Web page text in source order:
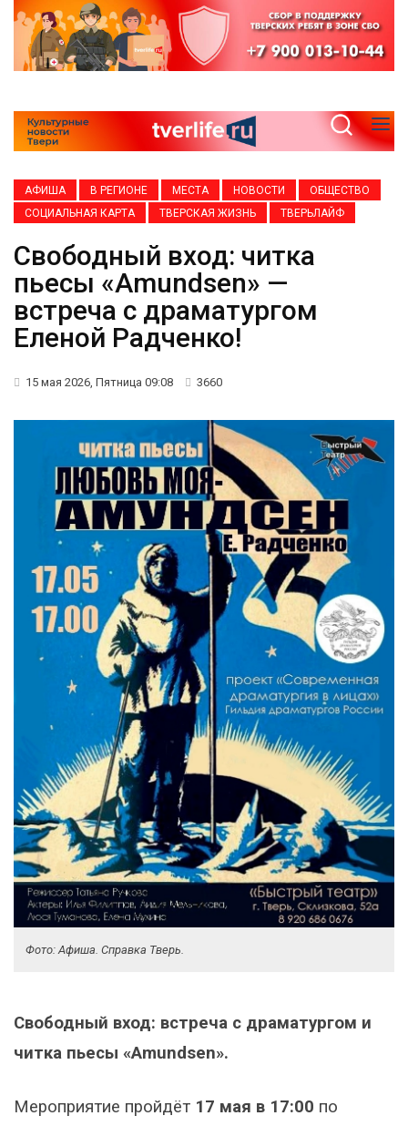
АФИША В РЕГИОНЕ МЕСТА НОВОСТИ
ОБЩЕСТВО
СОЦИАЛЬНАЯ КАРТА
ТВЕРСКАЯ ЖИЗНЬ ТВЕРЬЛАЙФ
Свободный вход: читка
пьесы «Amundsen» —
встреча с драматургом
Еленой Радченко!
15 мая 2026, Пятница 09:08 3660
Фото: Афиша. Справка Тверь.
Свободный вход: встреча с драматургом и
читка пьесы «Amundsen».
Мероприятие пройдёт 17 мая в 17:00 по